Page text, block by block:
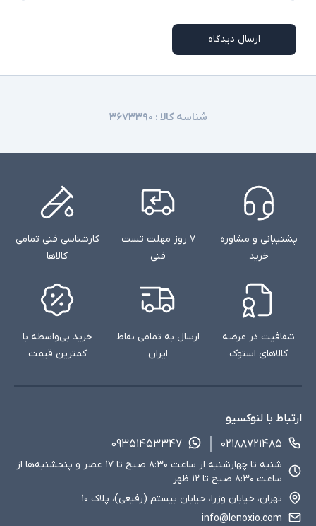
ارسال دیدگاه
شناسه کالا : ۳۶۷۳۳۹۰
پشتیبانی و مشاوره
خرید
۷ روز مهلت تست
فنی
کارشناسی فنی تمامی
کالاها
شفافیت در عرضه
کالاهای استوک
ارسال به تمامی نقاط
ایران
خرید بی‌واسطه با
کمترین قیمت
ارتباط با لنوکسیو
۰۲۱۸۸۷۲۱۴۸۵
۰۹۳۵۱۴۵۳۳۴۷
شنبه تا چهارشنبه از ساعت ۸:۳۰ صبح تا ۱۷ عصر و پنجشنبه‌ها از
ساعت ۸:۳۰ صبح تا ۱۲ ظهر
تهران، خیابان وزرا، خیابان بیستم (رفیعی)، پلاک ۱۰
info@lenoxio.com